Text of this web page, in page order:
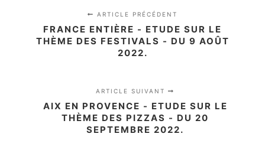
ARTICLE PRÉCÉDENT
FRANCE ENTIÈRE - ETUDE SUR LE
THÈME DES FESTIVALS - DU 9 AOÛT
2022.
ARTICLE SUIVANT
AIX EN PROVENCE - ETUDE SUR LE
THÈME DES PIZZAS - DU 20
SEPTEMBRE 2022.